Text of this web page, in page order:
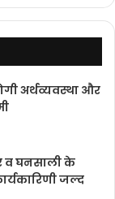
अर्थव्यवस्था और
व घनसाली के
जल्द